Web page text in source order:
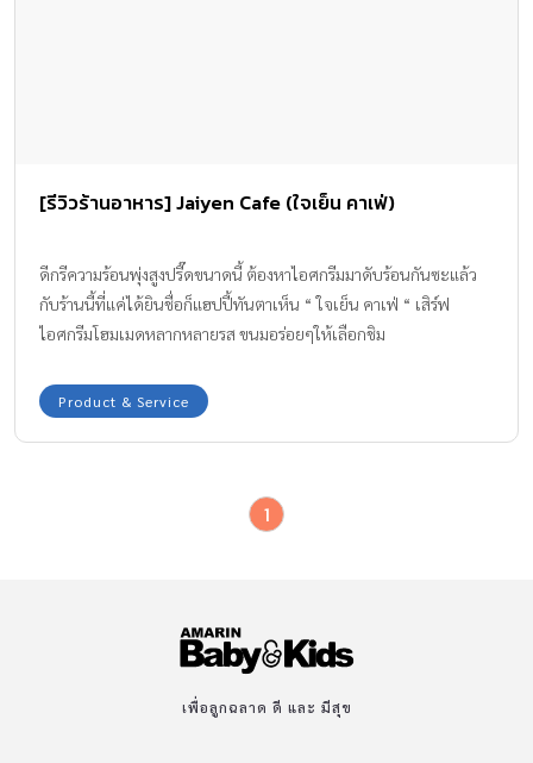
[รีวิวร้านอาหาร] Jaiyen Cafe (ใจเย็น คาเฟ่)
ดีกรีความร้อนพุ่งสูงปรี๊ดขนาดนี้ ต้องหาไอศกรีมมาดับร้อนกันซะแล้ว
กับร้านนี้ที่แค่ได้ยินชื่อก็แฮปปี้ทันตาเห็น “ ใจเย็น คาเฟ่ “ เสิร์ฟ
ไอศกรีมโฮมเมดหลากหลายรส ขนมอร่อยๆให้เลือกชิม
Product & Service
1
เพื่อลูกฉลาด ดี และ มีสุข